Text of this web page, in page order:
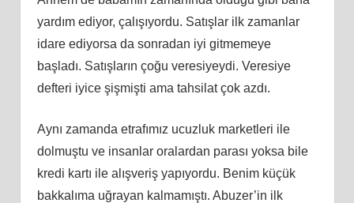
yardım ediyor, çalışıyordu. Satışlar ilk zamanlar
idare ediyorsa da sonradan iyi gitmemeye
başladı. Satışların çoğu veresiyeydi. Veresiye
defteri iyice şişmişti ama tahsilat çok azdı.
Aynı zamanda etrafımız ucuzluk marketleri ile
dolmuştu ve insanlar oralardan parası yoksa bile
kredi kartı ile alışveriş yapıyordu. Benim küçük
bakkalıma uğrayan kalmamıştı. Abuzer’in ilk